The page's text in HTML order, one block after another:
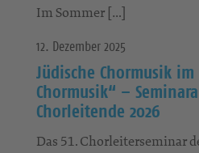
Im Sommer […]
12. Dezember 2025
Jüdische Chormusik
Chormusik“ –
Chorleitende 2026
Das 51. Chorleiterseminar